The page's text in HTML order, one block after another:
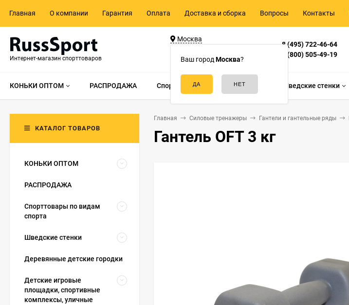
Главная О компании Гарантия Оплата Доставка и сборка Вопросы Контакты
Интернет-магазин спорттоваров
Москва
Ваш город Москва?
д.55, стр.1
8 (495) 722-46-64
8 (800) 505-49-19
КОНЬКИ ОПТОМ РАСПРОДАЖА Спорттовары по видам спорта Шведские стенки
Главная Силовые тренажеры Гантели и гантельные ряды
Гантель OFT 3 кг
КАТАЛОГ ТОВАРОВ
КОНЬКИ ОПТОМ
РАСПРОДАЖА
Спорттовары по видам
спорта
Шведские стенки
Деревянные детские городки
Детские игровые
площадки, спортивные
комплексы, уличные